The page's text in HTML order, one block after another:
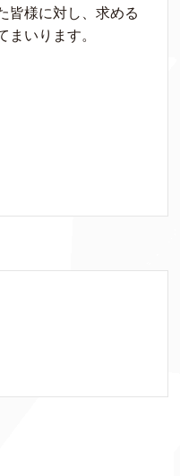
皆様に対し、求める
まいります。